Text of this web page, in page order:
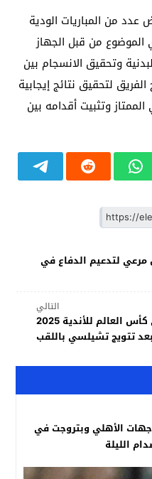
عدد من المباريات الودية
الموضوع من قبل الجهاز
وتحقيق الانسجام بين
لتحقيق نتائج إيجابية
وتثبيت أقدامه بين
لتدعيم الدفاع في
التالي
تعرف على جدول ترتيب هدافي كأس العالم للأندية 2025
بعد تتويج تشيلسي باللقب
الأهلي وبتروجت في
الليلة